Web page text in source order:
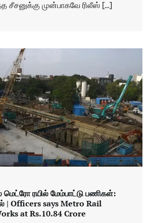
முன்பாகவே ரிலீஸ் […]
மெட்ரோ ரயில் மேம்பாட்டு பணிகள்:
| Officers says Metro Rail
at Rs.10.84 Crore